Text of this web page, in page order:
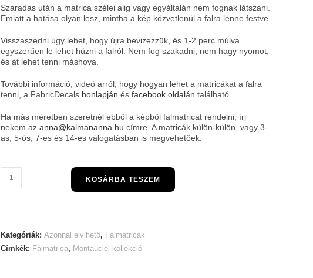
Száradás után a matrica szélei alig vagy egyáltalán nem fognak látszani.
Emiatt a hatása olyan lesz, mintha a kép közvetlenül a falra lenne festve.
Visszaszedni úgy lehet, hogy újra bevizezzük, és 1-2 perc múlva
egyszerűen le lehet húzni a falról. Nem fog szakadni, nem hagy nyomot,
és át lehet tenni máshova.
További információ, videó arról, hogy hogyan lehet a matricákat a falra
tenni, a FabricDecals honlapján és facebook oldalán található.
Ha más méretben szeretnél ebből a képből falmatricát rendelni, írj
nekem az anna@kalmananna.hu címre. A matricák külön-külön, vagy 3-
as, 5-ös, 7-es és 14-es válogatásban is megvehetőek.
Montauciel
falmatrica
léghajó
mennyiség
KOSÁRBA TESZEM
Kategóriák: Azonnal elvihető, Falmatricák
Címkék: Falmatrica, Montauciel kollekció